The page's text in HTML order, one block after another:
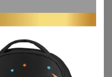
?
забрать из офиса